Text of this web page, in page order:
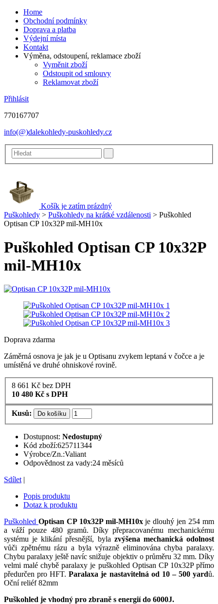
Home
Obchodní podmínky
Doprava a platba
Výdejní místa
Kontakt
Výměna, odstoupení, reklamace zboží
Vyměnit zboží
Odstoupit od smlouvy
Reklamovat zboží
Přihlásit
770167707
info(@)dalekohledy-puskohledy.cz
Košík je zatím prázdný
Puškohledy > Puškohledy na krátké vzdálenosti > Puškohled
Optisan CP 10x32P mil-MH10x
Puškohled Optisan CP 10x32P
mil-MH10x
Doprava zdarma
Záměrná osnova je jak je u Optisanu zvykem leptaná v čočce a je
umístěná ve druhé ohniskové rovině.
8 661 Kč bez DPH
10 480 Kč s DPH
Kusů: Do košíku
Dostupnost: Nedostupný
Kód zboží:625711344
Výrobce/Zn.:Valiant
Odpovědnost za vady:24 měsíců
Sdílet |
Popis produktu
Dotaz k produktu
Puškohled Optisan CP 10x32P mil-MH10xje dlouhý jen 254 mm
a váží pouze 480 gramů. Díky přepracovanému mechanickému
systému je klikání přesnější, byla zvýšena mechanická odolnost
vůči zpětnému rázu a byla výrazně eliminována chyba paralaxy.
Chybu paralaxy ještě navíc snižuje objektiv o průměru 32 mm. Díky
velmi malé chybě paralaxy je puškohled Optisan CP 10x32P přímo
předurčen pro HFT.Paralaxa je nastavitelná od 10 – 500 yardů.
Oční reliéf 82mm
Puškohled je vhodný pro zbraně s energií do 6000J.